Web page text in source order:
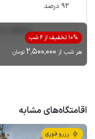
92 درصد
مشاهده
10% تخفیف از 6 شب
هر شب از 2٬500٬000 تومان
اقامتگاه‌های مشابه
رزرو فوری